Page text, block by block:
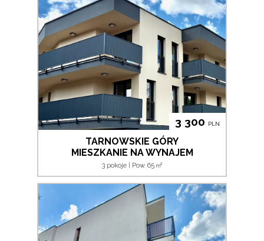
3 300 PLN
TARNOWSKIE GÓRY
MIESZKANIE NA WYNAJEM
3 pokoje | Pow. 65 m2